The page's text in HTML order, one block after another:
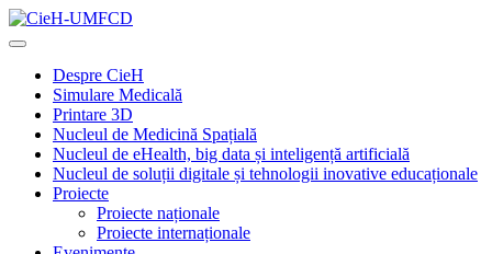
Despre CieH
Simulare Medicală
Printare 3D
Nucleul de Medicină Spațială
Nucleul de eHealth, big data și inteligență artificială
Nucleul de soluții digitale și tehnologii inovative educaționale
Proiecte
Proiecte naționale
Proiecte internaționale